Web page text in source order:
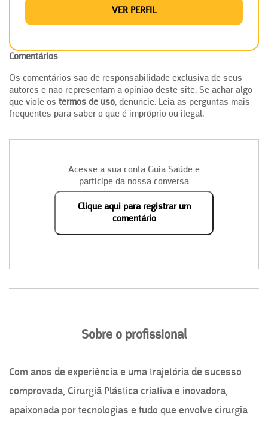
VER PERFIL
Comentários
Os comentários são de responsabilidade exclusiva de seus
autores e não representam a opinião deste site. Se achar algo
que viole os termos de uso, denuncie. Leia as perguntas mais
frequentes para saber o que é impróprio ou ilegal.
Acesse a sua conta Guia Saúde e
participe da nossa conversa
Clique aqui para registrar um
comentário
Sobre o profissional
Com anos de experiência e uma trajetória de sucesso
comprovada, Cirurgiã Plástica criativa e inovadora,
apaixonada por tecnologias e tudo que envolve cirurgia